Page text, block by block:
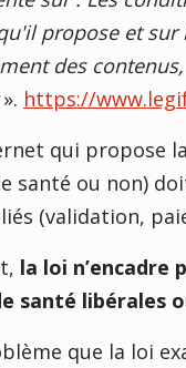
propose et sur
des
». https://
qui propose
santé ou non)
(validation,
la loi n’encadre
santé libérales
que la loi